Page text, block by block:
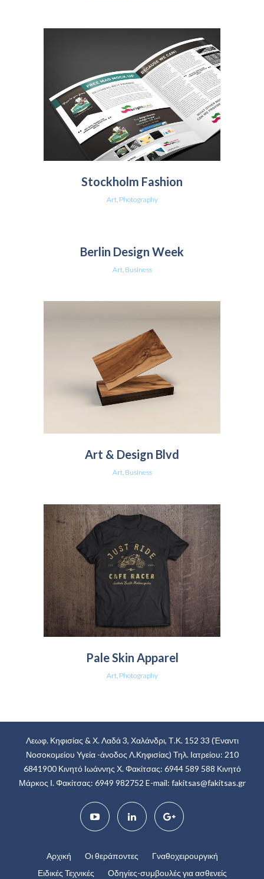
Stockholm Fashion
Art, Photography
Berlin Design Week
Art, Business
Art & Design Blvd
Art, Business
Pale Skin Apparel
Art, Photography
Λεωφ. Κηφισίας & Χ. Λαδά 3, Χαλάνδρι, Τ.Κ. 152 33 (Έναντι
Νοσοκομείου Υγεία -άνοδος Λ.Κηφισίας) Τηλ. Ιατρείου: 210
6841900Κινητό Ιωάννης Χ. Φακίτσας: 6944 589 588 Κινητό
Μάρκος Ι. Φακίτσας: 6949 982752 E-mail: fakitsas@fakitsas.gr
Αρχική Οι θεράποντες
Γναθοχειρουργική
Ειδικές Τεχνικές
Οδηγίες-συμβουλές για ασθενείς